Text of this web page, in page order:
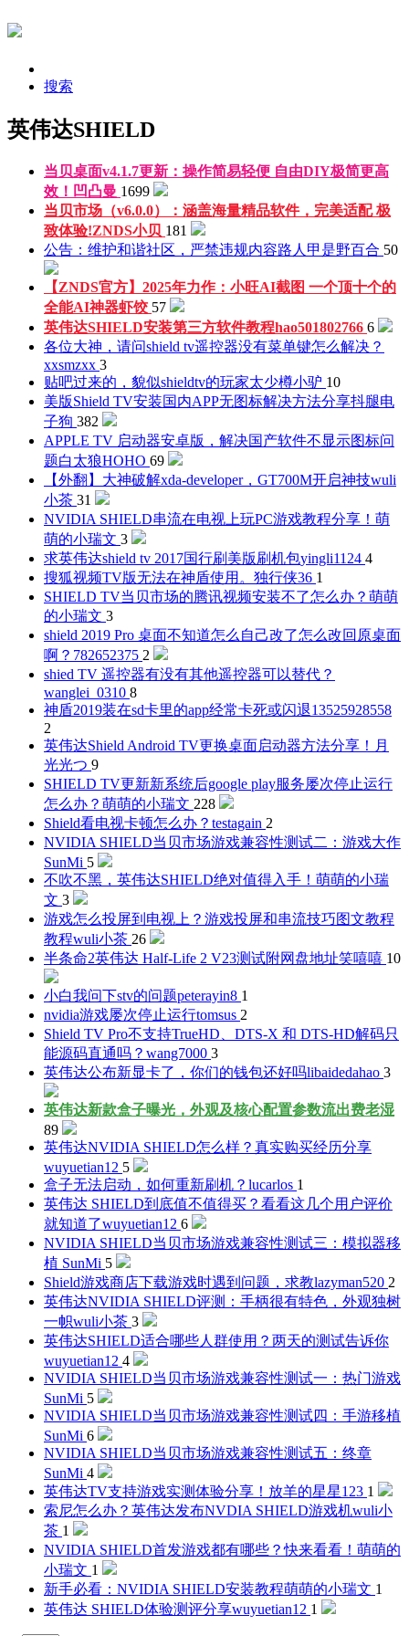
搜索
英伟达SHIELD
当贝桌面v4.1.7更新：操作简易轻便 自由DIY极简更高
效！ 凹凸曼 1699
当贝市场（v6.0.0）：涵盖海量精品软件，完美适配 极
致体验!ZNDS小贝 181
公告：维护和谐社区，严禁违规内容路人甲是野百合 50
【ZNDS官方】2025年力作：小旺AI截图 一个顶十个的
全能AI神器虾饺 57
英伟达SHIELD安装第三方软件教程hao501802766 6
各位大神，请问shield tv遥控器没有菜单键怎么解决？
xxsmzxx 3
贴吧过来的，貌似shieldtv的玩家太少樽小驴 10
美版Shield TV安装国内APP无图标解决方法分享抖腿电
子狗 382
APPLE TV 启动器安卓版，解决国产软件不显示图标问
题白太狼HOHO 69
【外翻】大神破解xda-developer，GT700M开启神技wuli
小茶 31
NVIDIA SHIELD串流在电视上玩PC游戏教程分享！ 萌
萌的小瑞文 3
求英伟达shield tv 2017国行刷美版刷机包yingli1124 4
搜狐视频TV版无法在神盾使用。 独行侠36 1
SHIELD TV当贝市场的腾讯视频安装不了怎么办？ 萌萌
的小瑞文 3
shield 2019 Pro 桌面不知道怎么自己改了怎么改回原桌面
啊？ 782652375 2
shied TV 遥控器有没有其他遥控器可以替代？
wanglei_0310 8
神盾2019装在sd卡里的app经常卡死或闪退13525928558
2
英伟达Shield Android TV更换桌面启动器方法分享！ 月
光光つ 9
SHIELD TV更新新系统后google play服务屡次停止运行
怎么办？ 萌萌的小瑞文 228
Shield看电视卡顿怎么办？ testagain 2
NVIDIA SHIELD当贝市场游戏兼容性测试二：游戏大作
SunMi 5
不吹不黑，英伟达SHIELD绝对值得入手！ 萌萌的小瑞
文 3
游戏怎么投屏到电视上？游戏投屏和串流技巧图文教程
教程wuli小茶 26
半条命2英伟达 Half-Life 2 V23测试附网盘地址笑嘻嘻 10
小白我问下stv的问题peterayin8 1
nvidia游戏屡次停止运行tomsus 2
Shield TV Pro不支持TrueHD、DTS-X 和 DTS-HD解码只
能源码直通吗？ wang7000 3
英伟达公布新显卡了，你们的钱包还好吗libaidedahao 3
英伟达新款盒子曝光，外观及核心配置参数流出费老湿
89
英伟达NVIDIA SHIELD怎么样？真实购买经历分享
wuyuetian12 5
盒子无法启动，如何重新刷机？ lucarlos 1
英伟达 SHIELD到底值不值得买？看看这几个用户评价
就知道了wuyuetian12 6
NVIDIA SHIELD当贝市场游戏兼容性测试三：模拟器移
植 SunMi 5
Shield游戏商店下载游戏时遇到问题，求教lazyman520 2
英伟达NVIDIA SHIELD评测：手柄很有特色，外观独树
一帜wuli小茶 3
英伟达SHIELD适合哪些人群使用？两天的测试告诉你
wuyuetian12 4
NVIDIA SHIELD当贝市场游戏兼容性测试一：热门游戏
SunMi 5
NVIDIA SHIELD当贝市场游戏兼容性测试四：手游移植
SunMi 6
NVIDIA SHIELD当贝市场游戏兼容性测试五：终章
SunMi 4
英伟达TV支持游戏实测体验分享！ 放羊的星星123 1
索尼怎么办？英伟达发布NVDIA SHIELD游戏机wuli小
茶 1
NVIDIA SHIELD首发游戏都有哪些？快来看看！ 萌萌的
小瑞文 1
新手必看：NVIDIA SHIELD安装教程萌萌的小瑞文 1
英伟达 SHIELD体验测评分享wuyuetian12 1